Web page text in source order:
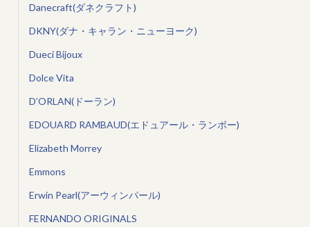
Danecraft(ダネクラフト)
DKNY(ダナ・キャラン・ニューヨーク)
Dueci Bijoux
Dolce Vita
D’ORLAN(ドーラン)
EDOUARD RAMBAUD(エドュアール・ランボー)
Elizabeth Morrey
Emmons
Erwin Pearl(アーウィンパール)
FERNANDO ORIGINALS